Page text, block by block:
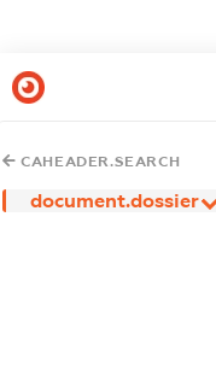
CAHEADER.SEARCH
document.dossier